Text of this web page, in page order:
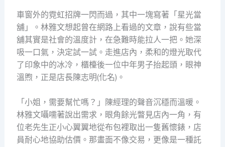
車窗外的霓虹招牌一閃而過，其中一塊寫著「星光當
舖」。林雅文想起曾在網路上看過的文章，說有些當
舖其實是社會的溫度計，在急難時能拉人一把。她深
吸一口氣，決定試一試。走進店內，柔和的燈光取代
了印象中的冰冷，櫃檯後一位中年男子抬起頭，眼神
溫煦，正是店長陳志明(化名)。
「小姐，需要幫忙嗎？」陳經理的聲音沉穩而溫暖。
林雅文囁嚅著說出需求，眼角餘光瞥見店內一角，有
位老先生正小心翼翼地從布包裡取出一隻舊懷錶，店
員耐心地協助估價。那畫面不像交易，更像是一種託